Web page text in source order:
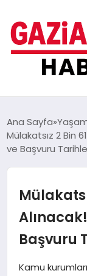
ASAYIŞ
EĞITIM
FINANS
Ana Sayfa
Mülakatsız 2 Bin
ve Başvuru
Başvuru
Kamu